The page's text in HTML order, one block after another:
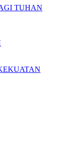
TUHAN